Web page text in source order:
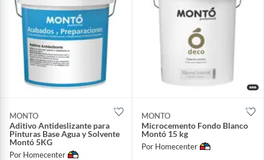
MONTO
Aditivo Antideslizante para
Pinturas Base Agua y Solvente
Montó 5KG
Por Homecenter
MONTO
Microcemento Fondo Blanco
Montó 15 kg
Por Homecenter